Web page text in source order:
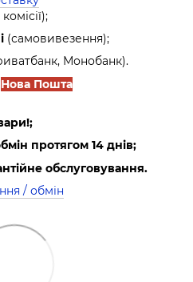
(самовивезення);
Монобанк).
Нова Пошта
протягом 14 днів;
обслуговування.
/ обмін